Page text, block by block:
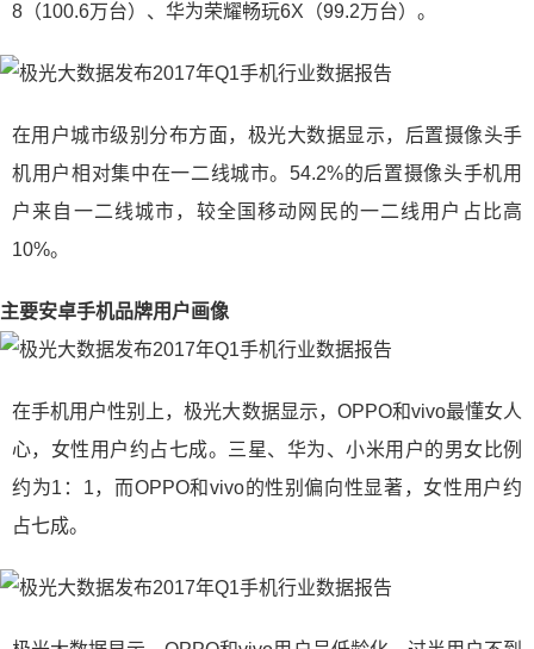
8（100.6万台）、华为荣耀畅玩6X（99.2万台）。
在用户城市级别分布方面，极光大数据显示，后置摄像头手
机用户相对集中在一二线城市。54.2%的后置摄像头手机用
户来自一二线城市，较全国移动网民的一二线用户占比高
10%。
主要安卓手机品牌用户画像
在手机用户性别上，极光大数据显示，OPPO和vivo最懂女人
心，女性用户约占七成。三星、华为、小米用户的男女比例
约为1：1，而OPPO和vivo的性别偏向性显著，女性用户约
占七成。